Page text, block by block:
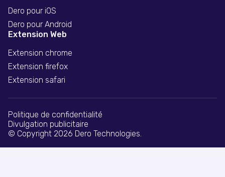
Dero pour iOS
Dero pour Android
Extension Web
Extension chrome
Extension firefox
Extension safari
© Copyright 2026 Dero Technologies.
Politique de confidentialité
Divulgation publicitaire